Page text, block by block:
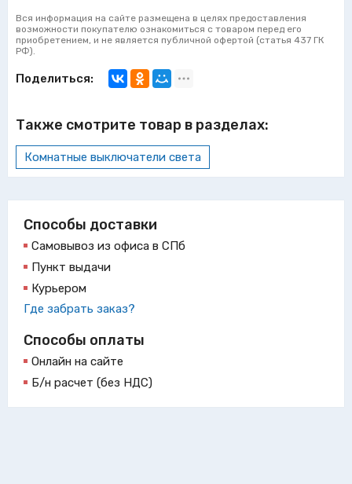
Вся информация на сайте размещена в целях предоставления
возможности покупателю ознакомиться с товаром перед его
приобретением, и не является публичной офертой (статья 437 ГК
РФ).
Поделиться:
Также смотрите товар в разделах:
Комнатные выключатели света
Способы доставки
Самовывоз из офиса в СПб
Пункт выдачи
Курьером
Где забрать заказ?
Способы оплаты
Онлайн на сайте
Б/н расчет (без НДС)